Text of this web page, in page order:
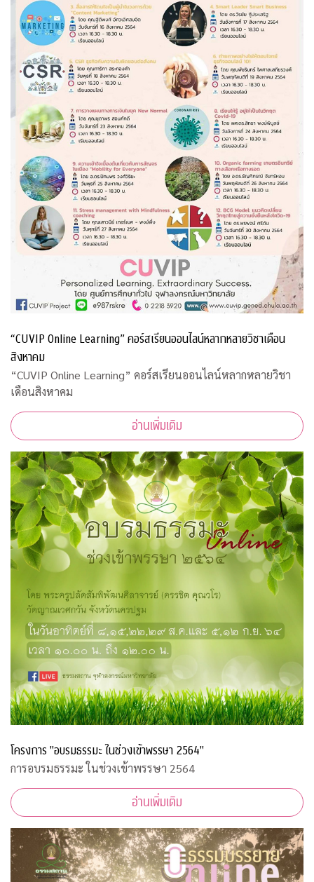
“CUVIP Online Learning” คอร์สเรียนออนไลน์หลากหลายวิชาเดือน
สิงหาคม
“CUVIP Online Learning” คอร์สเรียนออนไลน์หลากหลายวิชา
เดือนสิงหาคม
อ่านเพิ่มเติม
โครงการ "อบรมธรรมะ ในช่วงเข้าพรรษา 2564"
การอบรมธรรมะ ในช่วงเข้าพรรษา 2564
อ่านเพิ่มเติม